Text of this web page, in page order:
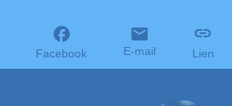
Facebook E-mail Lien